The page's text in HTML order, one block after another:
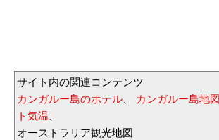
サイト内の関連コンテンツ
カンガルー島のホテル
カンガルー島地図
ト気温
オーストラリア観光地図